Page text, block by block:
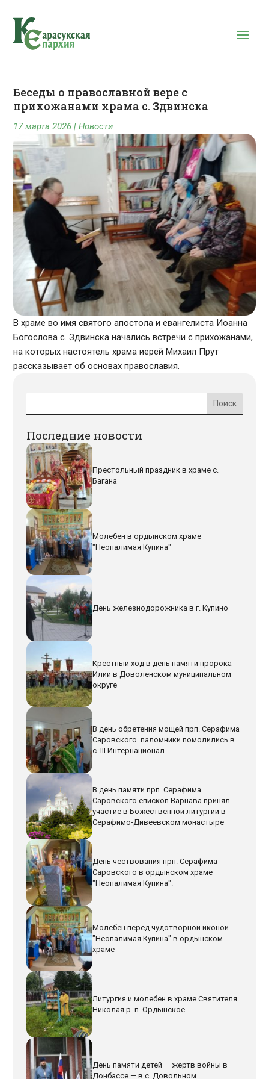
Беседы о православной вере с
прихожанами храма с. Здвинска
17 марта 2026 |Новости
В храме во имя святого апостола и евангелиста Иоанна
Богослова с. Здвинска начались встречи с прихожанами,
на которых настоятель храма иерей Михаил Прут
рассказывает об основах православия.
Последние новости
Престольный праздник в храме с.
Багана
Молебен в ордынском храме
"Неопалимая Купина"
День железнодорожника в г. Купино
Крестный ход в день памяти пророка
Илии в Доволенском муниципальном
округе
В день обретения мощей прп. Серафима
Саровского паломники помолились в
с. III Интернационал
В день памяти прп. Серафима
Саровского епископ Варнава принял
участие в Божественной литургии в
Серафимо-Дивеевском монастыре
День чествования прп. Серафима
Саровского в ордынском храме
"Неопалимая Купина".
Молебен перед чудотворной иконой
"Неопалимая Купина" в ордынском
храме
Литургия и молебен в храме Святителя
Николая р. п. Ордынское
День памяти детей — жертв войны в
Донбассе — в с. Довольном